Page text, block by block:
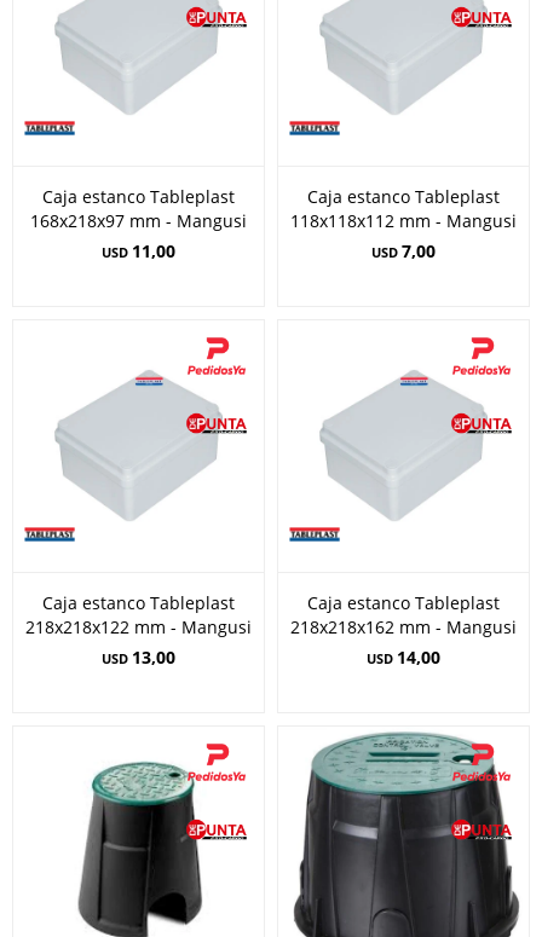
Caja estanco Tableplast
168x218x97 mm - Mangusi
USD 11,00
Caja estanco Tableplast
118x118x112 mm - Mangusi
USD 7,00
Caja estanco Tableplast
218x218x122 mm - Mangusi
USD 13,00
Caja estanco Tableplast
218x218x162 mm - Mangusi
USD 14,00